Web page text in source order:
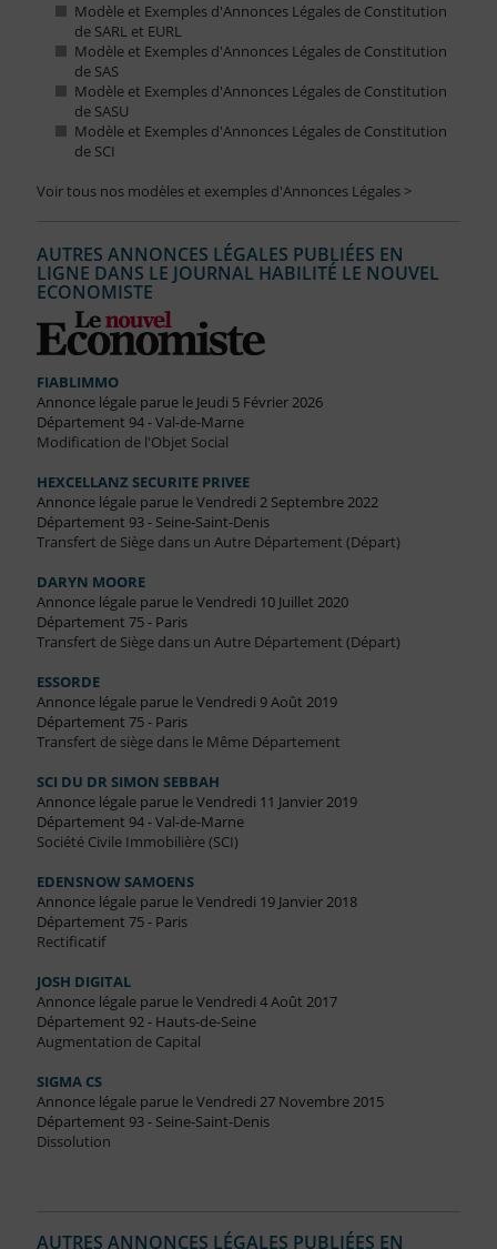
Modèle et Exemples d'Annonces Légales de Constitution
de SARL et EURL
Modèle et Exemples d'Annonces Légales de Constitution
de SAS
Modèle et Exemples d'Annonces Légales de Constitution
de SASU
Modèle et Exemples d'Annonces Légales de Constitution
de SCI
Voir tous nos modèles et exemples d'Annonces Légales >
AUTRES ANNONCES LÉGALES PUBLIÉES EN
LIGNE DANS LE JOURNAL HABILITÉ LE NOUVEL
ECONOMISTE
FIABLIMMO
Annonce légale parue le Jeudi 5 Février 2026
Département 94 - Val-de-Marne
Modification de l'Objet Social
HEXCELLANZ SECURITE PRIVEE
Annonce légale parue le Vendredi 2 Septembre 2022
Département 93 - Seine-Saint-Denis
Transfert de Siège dans un Autre Département (Départ)
DARYN MOORE
Annonce légale parue le Vendredi 10 Juillet 2020
Département 75 - Paris
Transfert de Siège dans un Autre Département (Départ)
ESSORDE
Annonce légale parue le Vendredi 9 Août 2019
Département 75 - Paris
Transfert de siège dans le Même Département
SCI DU DR SIMON SEBBAH
Annonce légale parue le Vendredi 11 Janvier 2019
Département 94 - Val-de-Marne
Société Civile Immobilière (SCI)
EDENSNOW SAMOENS
Annonce légale parue le Vendredi 19 Janvier 2018
Département 75 - Paris
Rectificatif
JOSH DIGITAL
Annonce légale parue le Vendredi 4 Août 2017
Département 92 - Hauts-de-Seine
Augmentation de Capital
SIGMA CS
Annonce légale parue le Vendredi 27 Novembre 2015
Département 93 - Seine-Saint-Denis
Dissolution
AUTRES ANNONCES LÉGALES PUBLIÉES EN